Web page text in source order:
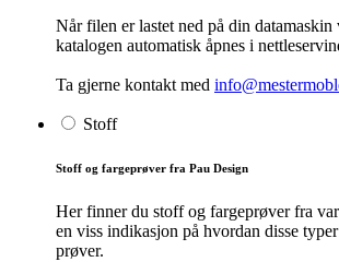
Når filen er lastet ned på din
katalogen automatisk åpnes i
Ta gjerne kontakt med
Stoff
Stoff og fargeprøver fra Pau Design
Her finner du stoff og fargeprøver fra
en viss indikasjon på hvordan disse
prøver.